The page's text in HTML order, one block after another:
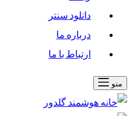
دانلود سنتر
درباره ما
ارتباط با ما
منو